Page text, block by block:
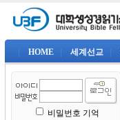
HOME 세계선교
비밀번호 기억